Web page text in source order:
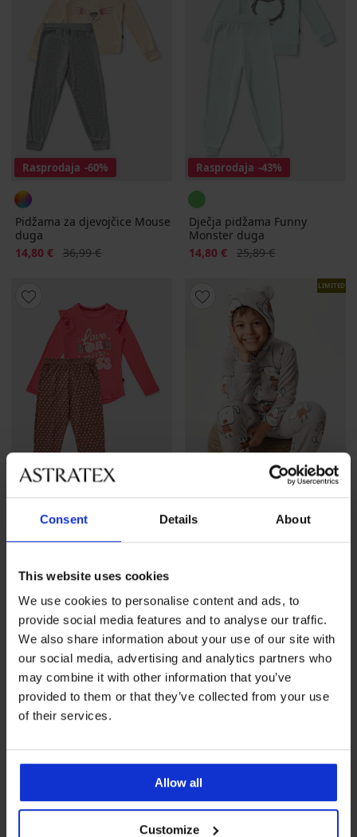
Consent Details About
This website uses cookies
We use cookies to personalise content and ads, to
provide social media features and to analyse our traffic.
We also share information about your use of our site with
our social media, advertising and analytics partners who
may combine it with other information that you’ve
provided to them or that they’ve collected from your use
of their services.
Allow all
Customize
Rasprodaja -60%
Pidžama za djevojčice Mouse
duga
Popust
14,80 € Prvobitna cijena
36,99 €
Rasprodaja -43%
Dječja pidžama Funny
Monster duga
Popust
14,80 € Prvobitna cijena
25,89 €
days duga
LIMITED
LIMITED